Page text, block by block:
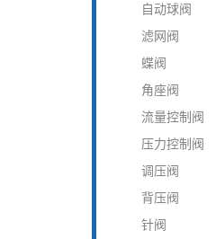
自动球阀
滤网阀
蝶阀
角座阀
流量控制阀
压力控制阀
调压阀
背压阀
针阀